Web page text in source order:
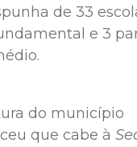
de 33
e 3
do município
que cabe à